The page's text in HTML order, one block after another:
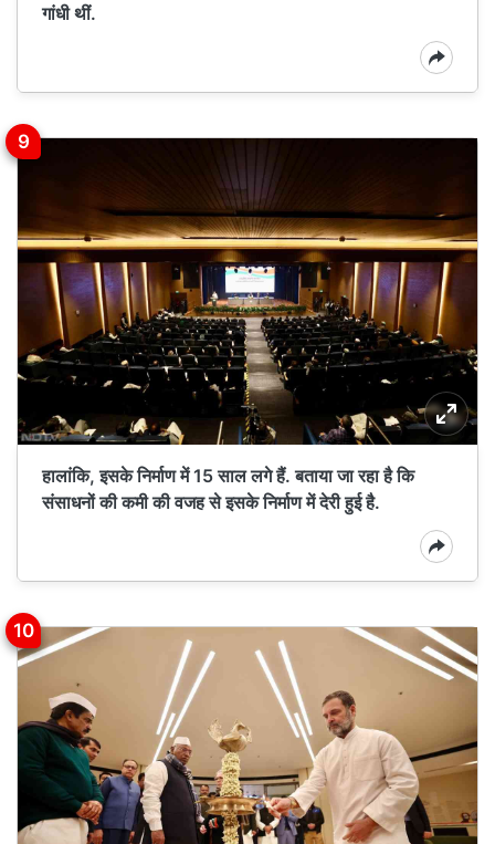
गांधी थीं.
हालांकि, इसके निर्माण में 15 साल लगे हैं. बताया जा रहा है कि
संसाधनों की कमी की वजह से इसके निर्माण में देरी हुई है.